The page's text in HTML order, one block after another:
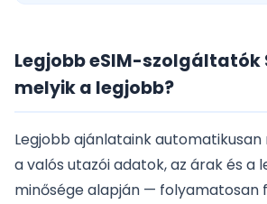
Legjobb eSIM-szolgáltatók
melyik a legjobb?
Legjobb ajánlataink
a valós utazói adatok, az árak és a
minősége alapján — folyamatosan